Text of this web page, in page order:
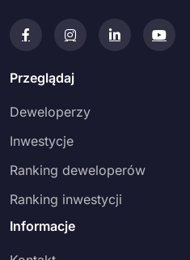
Przeglądaj
Deweloperzy
Inwestycje
Ranking deweloperów
Ranking inwestycji
Informacje